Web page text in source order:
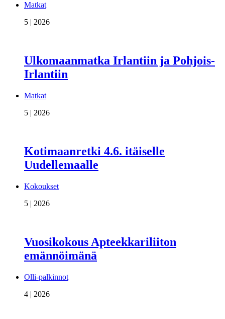
Matkat
5 | 2026
Ulkomaanmatka Irlantiin ja Pohjois-
Irlantiin
Matkat
5 | 2026
Kotimaanretki 4.6. itäiselle
Uudellemaalle
Kokoukset
5 | 2026
Vuosikokous Apteekkariliiton
emännöimänä
Olli-palkinnot
4 | 2026